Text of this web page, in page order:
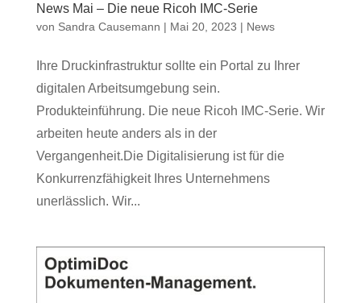
News Mai – Die neue Ricoh IMC-Serie
von Sandra Causemann | Mai 20, 2023 | News
Ihre Druckinfrastruktur sollte ein Portal zu Ihrer
digitalen Arbeitsumgebung sein.
Produkteinführung. Die neue Ricoh IMC-Serie. Wir
arbeiten heute anders als in der
Vergangenheit.Die Digitalisierung ist für die
Konkurrenzfähigkeit Ihres Unternehmens
unerlässlich. Wir...